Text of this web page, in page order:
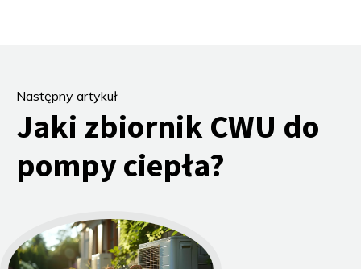
Następny artykuł
Jaki zbiornik CWU do
pompy ciepła?